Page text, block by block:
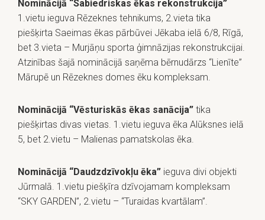
Nominācijā “Sabiedriskas ēkas rekonstrukcija”
1.vietu ieguva Rēzeknes tehnikums, 2.vieta tika
piešķirta Saeimas ēkas pārbūvei Jēkaba ielā 6/8, Rīgā,
bet 3.vieta – Murjāņu sporta ģimnāzijas rekonstrukcijai.
Atzinības šajā nominācijā saņēma bērnudārzs “Lienīte”
Mārupē un Rēzeknes domes ēku kompleksam.
Nominācijā “Vēsturiskās ēkas sanācija” tika
piešķirtas divas vietas. 1.vietu ieguva ēka Alūksnes ielā
5, bet 2.vietu – Malienas pamatskolas ēka.
Nominācijā “Daudzdzīvokļu ēka” ieguva divi objekti
Jūrmalā. 1.vietu piešķīra dzīvojamam kompleksam
“SKY GARDEN”, 2.vietu – “Turaidas kvartālam”.